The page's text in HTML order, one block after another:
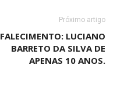
Próximo artigo
FALECIMENTO: LUCIANO
BARRETO DA SILVA DE
APENAS 10 ANOS.